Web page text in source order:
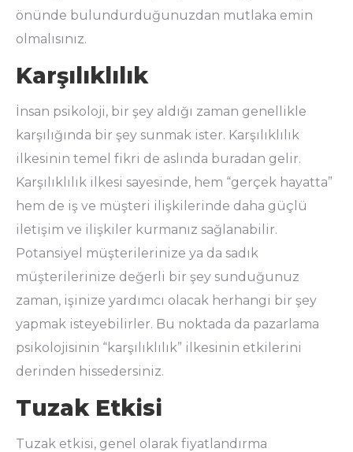
önünde bulundurduğunuzdan mutlaka emin
olmalısınız.
Karşılıklılık
İnsan psikoloji, bir şey aldığı zaman genellikle
karşılığında bir şey sunmak ister. Karşılıklılık
ilkesinin temel fikri de aslında buradan gelir.
Karşılıklılık ilkesi sayesinde, hem “gerçek hayatta”
hem de iş ve müşteri ilişkilerinde daha güçlü
iletişim ve ilişkiler kurmanız sağlanabilir.
Potansiyel müşterilerinize ya da sadık
müşterilerinize değerli bir şey sunduğunuz
zaman, işinize yardımcı olacak herhangi bir şey
yapmak isteyebilirler. Bu noktada da pazarlama
psikolojisinin “karşılıklılık” ilkesinin etkilerini
derinden hissedersiniz.
Tuzak Etkisi
Tuzak etkisi, genel olarak fiyatlandırma